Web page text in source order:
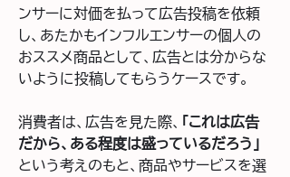
ンサーに対価を払って広告投稿を依頼
し、あたかもインフルエンサーの個人の
おススメ商品として、広告とは分からな
いように投稿してもらうケースです。
消費者は、広告を見た際、
「これは広告
だから、ある程度は盛っているだろう」
という考えのもと、商品やサービスを選